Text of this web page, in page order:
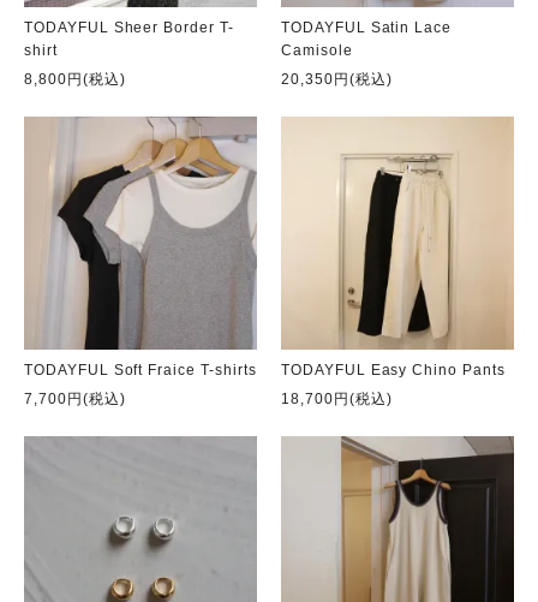
TODAYFUL Sheer Border T-
shirt
8,800円(税込)
TODAYFUL Satin Lace
Camisole
20,350円(税込)
TODAYFUL Soft Fraice T-shirts
7,700円(税込)
TODAYFUL Easy Chino Pants
18,700円(税込)